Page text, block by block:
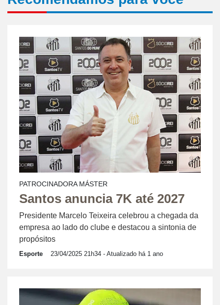
PATROCINADORA MÁSTER
Santos anuncia 7K até 2027
Presidente Marcelo Teixeira celebrou a chegada da
empresa ao lado do clube e destacou a sintonia de
propósitos
Esporte 23/04/2025 21h34 - Atualizado há 1 ano